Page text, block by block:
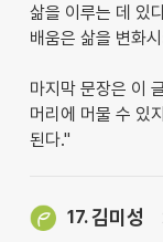
삶을 이루는 데 있
배움은 삶을 변화
마지막 문장은 이
머리에 머물 수 있
된다."
17.김미성